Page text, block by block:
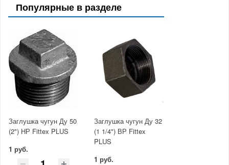
Популярные в разделе
Заглушка чугун Ду 50
(2") НР Fittex PLUS
1 руб.
Заглушка чугун Ду 32
(1 1/4") ВР Fittex
PLUS
1 руб.